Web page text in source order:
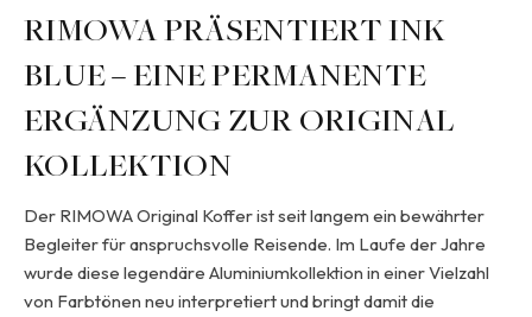
RIMOWA PRÄSENTIERT INK
BLUE – EINE PERMANENTE
ERGÄNZUNG ZUR ORIGINAL
KOLLEKTION
Der RIMOWA Original Koffer ist seit langem ein bewährter
Begleiter für anspruchsvolle Reisende. Im Laufe der Jahre
wurde diese legendäre Aluminiumkollektion in einer Vielzahl
von Farbtönen neu interpretiert und bringt damit die